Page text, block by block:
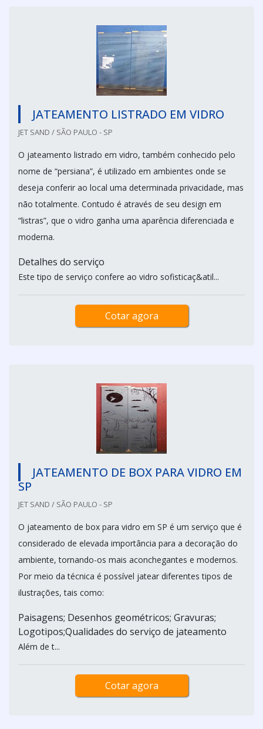
JATEAMENTO LISTRADO EM VIDRO
JET SAND / SÃO PAULO - SP
O jateamento listrado em vidro, também conhecido pelo
nome de “persiana”, é utilizado em ambientes onde se
deseja conferir ao local uma determinada privacidade, mas
não totalmente. Contudo é através de seu design em
“listras”, que o vidro ganha uma aparência diferenciada e
moderna.
Detalhes do serviço
Este tipo de serviço confere ao vidro sofisticaç&atil...
Cotar agora
JATEAMENTO DE BOX PARA VIDRO EM
SP
JET SAND / SÃO PAULO - SP
O jateamento de box para vidro em SP é um serviço que é
considerado de elevada importância para a decoração do
ambiente, tornando-os mais aconchegantes e modernos.
Por meio da técnica é possível jatear diferentes tipos de
ilustrações, tais como:
Paisagens; Desenhos geométricos; Gravuras;
Logotipos;Qualidades do serviço de jateamento
Além de t...
Cotar agora